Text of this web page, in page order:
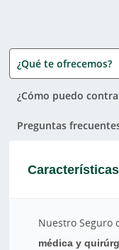
¿Qué te ofrecemos?
¿Cómo puedo
Preguntas
Características
Nuestro Seguro
médica y